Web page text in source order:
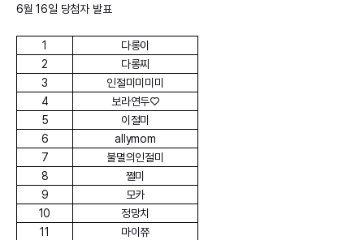
6월 16일 당첨자 발표
1
다롱이
2
다롱찌
3
인절미미미미
4
보라연두♡
5
이절미
6
allymom
7
불멸의인절미
8
쩔미
9
모카
10
정망치
11
마이쮸